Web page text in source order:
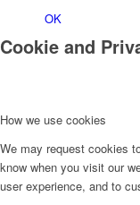
OK
Cookie and
How we use cookies
We may request cookies
know when you visit our
user experience, and to